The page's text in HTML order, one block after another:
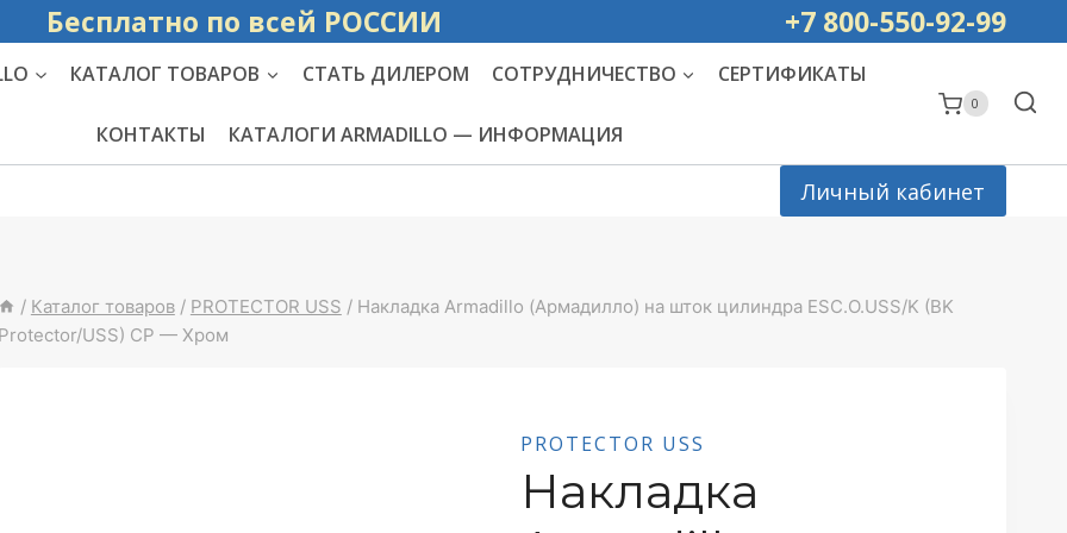
Бесплатно по всей РОССИИ +7 800-550-92-99
КАТАЛОГ ТОВАРОВ СТАТЬ ДИЛЕРОМ СОТРУДНИЧЕСТВО СЕРТИФИКАТЫ
КОНТАКТЫ КАТАЛОГИ ARMADILLO — ИНФОРМАЦИЯ
0
Личный кабинет
/ Каталог товаров / PROTECTOR USS / Накладка Armadillo (Армадилло) на шток цилиндра ESC.O.USS/K (BK
Protector/USS) CP — Хром
PROTECTOR USS
Накладка